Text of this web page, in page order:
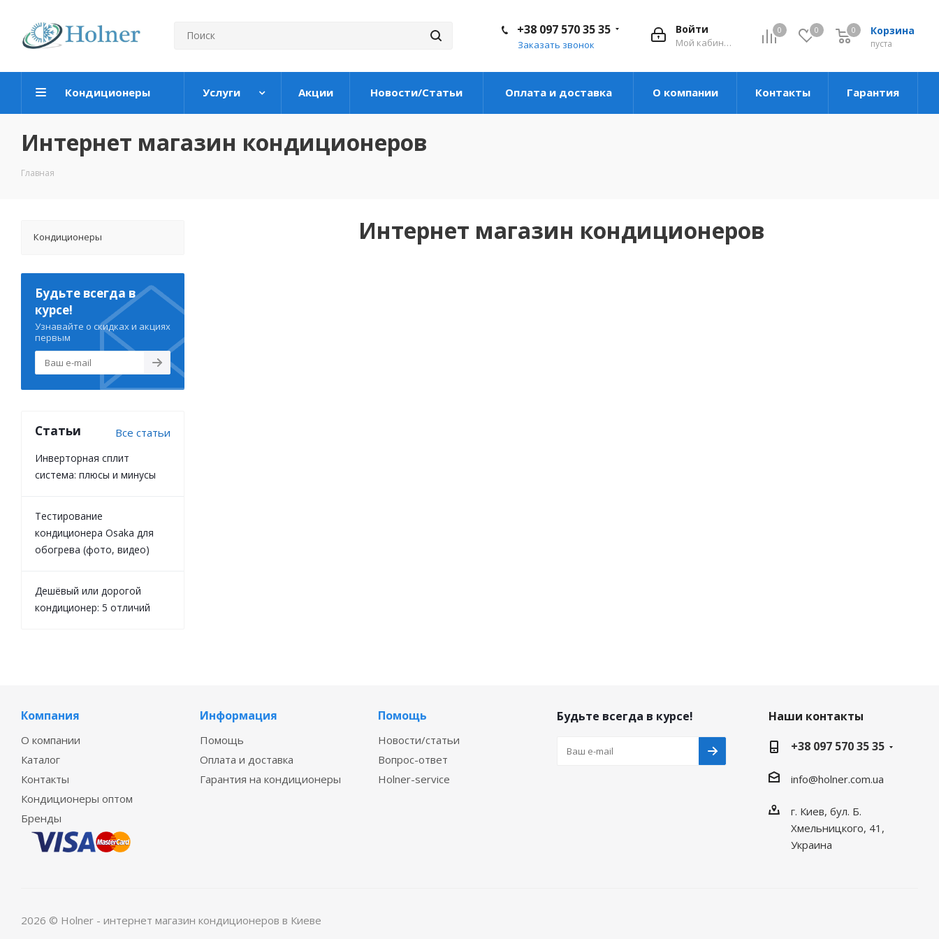
0 0 Корзина
пуста
0
Войти
Мой кабинет
+38 097 570 35 35
Заказать звонок
Кондиционеры Услуги Акции Новости/Статьи Оплата и доставка О компании Контакты Гарантия
Интернет магазин кондиционеров
Главная
Интернет магазин кондиционеров
Кондиционеры
Будьте всегда в
курсе!
Узнавайте о скидках и акциях
первым
Статьи Все статьи
Инверторная сплит
система: плюсы и минусы
Тестирование
кондиционера Osaka для
обогрева (фото, видео)
Дешёвый или дорогой
кондиционер: 5 отличий
Компания
О компании
Каталог
Контакты
Кондиционеры оптом
Бренды
Информация
Помощь
Оплата и доставка
Гарантия на кондиционеры
Помощь
Новости/статьи
Вопрос-ответ
Holner-service
Будьте всегда в курсе!
Наши контакты
+38 097 570 35 35
info@holner.com.ua
г. Киев, бул. Б.
Хмельницкого, 41,
Украина
2026 © Holner - интернет магазин кондиционеров в Киеве